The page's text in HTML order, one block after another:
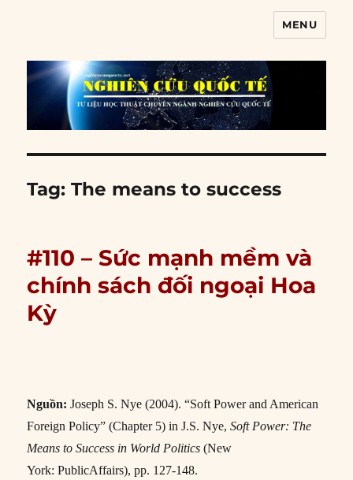
MENU
Tag:The means to success
#110 – Sức mạnh mềm và
chính sách đối ngoại Hoa
Kỳ
Nguồn: Joseph S. Nye (2004). “Soft Power and American
Foreign Policy” (Chapter 5) in J.S. Nye,Soft Power: The
Means to Success in World Politics (New
York: PublicAffairs), pp. 127-148.